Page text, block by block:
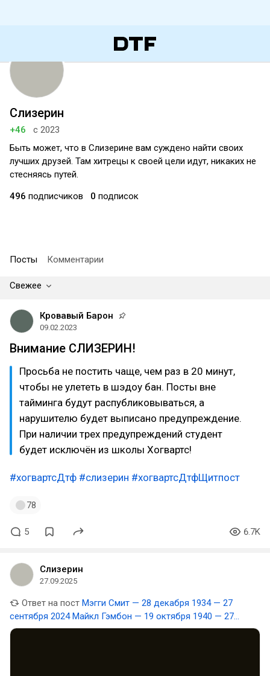
Слизерин
+46
с 2023
Быть может, что в Слизерине вам суждено найти своих
лучших друзей. Там хитрецы к своей цели идут, никаких не
стесняясь путей.
496 подписчиков 0 подписок
Посты Комментарии
Свежее
Кровавый Барон
09.02.2023
Внимание СЛИЗЕРИН!
Просьба не постить чаще, чем раз в 20 минут,
чтобы не улететь в шэдоу бан. Посты вне
тайминга будут распубликовываться, а
нарушителю будет выписано предупреждение.
При наличии трех предупреждений студент
будет исключён из школы Хогвартс!
#хогвартсДтф #слизерин #хогвартсДтфЩитпост
78
5 6.7K
Слизерин
27.09.2025
Ответ на пост Мэгги Смит — 28 декабря 1934 — 27
сентября 2024 Майкл Гэмбон — 19 октября 1940 — 27
сентября 2023